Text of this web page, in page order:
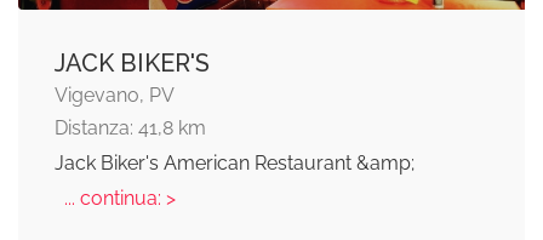
JACK BIKER'S
Vigevano, PV
Distanza: 41,8 km
Jack Biker's American Restaurant &amp;
... continua: >